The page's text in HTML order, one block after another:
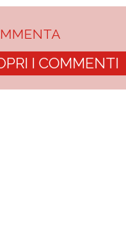
I COMMENTI